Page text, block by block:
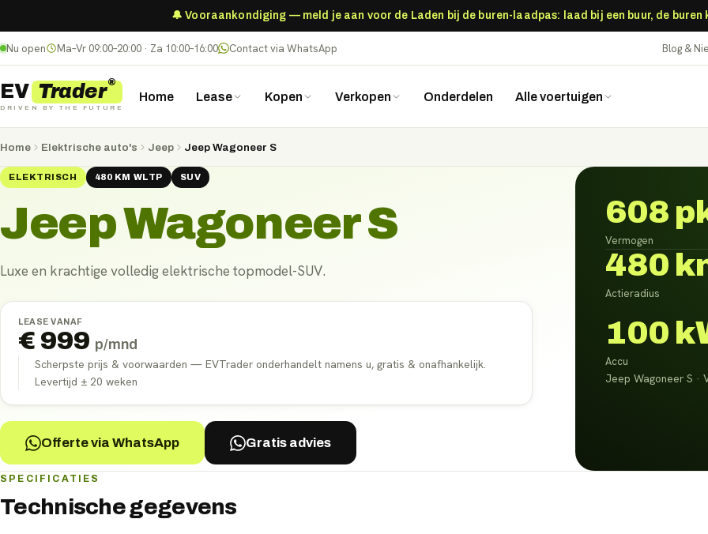
🔔 Vooraankondiging — meld je aan voor de Laden bij de buren-laadpas: laad bij een buur, de
Nu open Ma–Vr 09:00–20:00 · Za 10:00–16:00 Contact via WhatsApp Blog &
EV Trader®
DRIVEN BY THE FUTURE
Home Lease Kopen Verkopen Onderdelen Alle voertuigen
Home Elektrische auto's Jeep Jeep Wagoneer S
ELEKTRISCH 480 KM WLTP SUV
Jeep Wagoneer S
Luxe en krachtige volledig elektrische topmodel-SUV.
LEASE VANAF
€ 999 p/mnd
Scherpste prijs & voorwaarden — EVTrader onderhandelt namens u, gratis & onafhankelijk.
Levertijd ± 20 weken
Offerte via WhatsApp Gratis advies
608
Vermogen
480
Actieradius
100
Accu
Jeep Wagoneer S ·
SPECIFICATIES
Technische gegevens